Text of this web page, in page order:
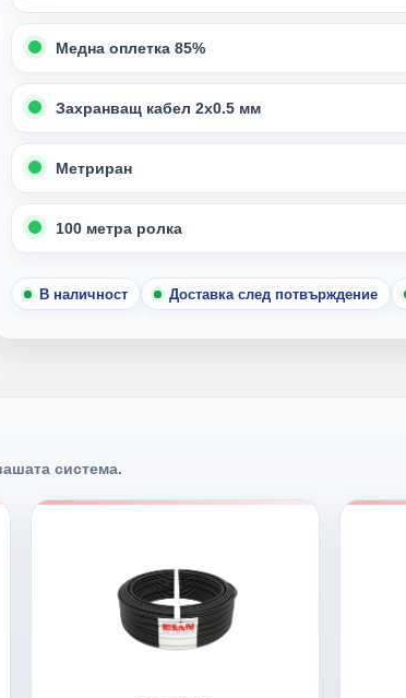
Медна оплетка 85%
Захранващ кабел 2х0.5 мм
Метриран
100 метра ролка
В наличност Доставка след потвърждение
система.